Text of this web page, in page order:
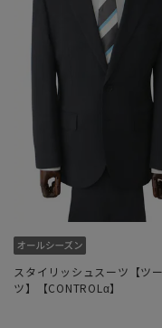
スタイリッシュスーツ【ツ
ツ】【CONTROLα】